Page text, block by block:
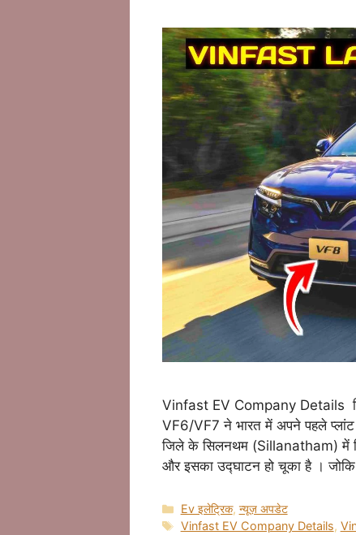
Vinfast EV Company Details
VF6/VF7 ने भारत में अपने पहले
जिले के सिलनथम (Sillanatham) में
और इसका उद्घाटन हो चूका है ।
Categories
Ev इलेट्रिक, न्यूज़ अपडेट
Tags
Vinfast EV Company Details,